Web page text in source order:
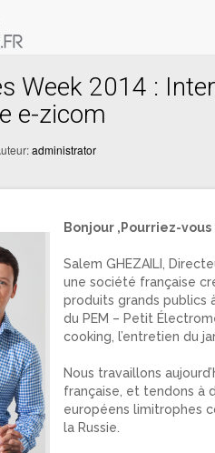
Week 2014 :
e-zicom
administrator
Bonjour ,Pourriez-
Salem GHEZAILI,
une société française
produits grands publics
du PEM – Petit
cooking, l’entretien du
Nous travaillons
française, et tendons à
européens limitrophes
la Russie.